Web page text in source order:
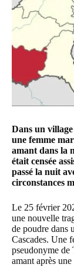
Dans un village
une femme
amant dans la
était censée
passé la nuit
circonstances
Le 25 février
une nouvelle
de poudre dans
Cascades. Une
pseudonyme de
amant après